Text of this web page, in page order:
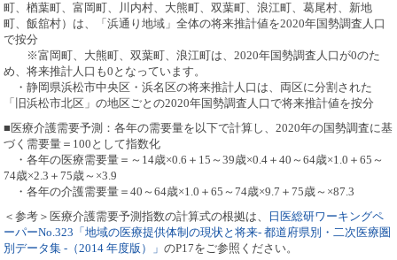
町、楢葉町、富岡町、川内村、大熊町、双葉町、浪江町、葛尾村、新地
町、飯舘村）は、「浜通り地域」全体の将来推計値を2020年国勢調査人口
で按分
※富岡町、大熊町、双葉町、浪江町は、2020年国勢調査人口が0のた
め、将来推計人口も0となっています。
・静岡県浜松市中央区・浜名区の将来推計人口は、両区に分割された
「旧浜松市北区」の地区ごとの2020年国勢調査人口で将来推計値を按分
■医療介護需要予測：各年の需要量を以下で計算し、2020年の国勢調査に基
づく需要量＝100として指数化
・各年の医療需要量＝～14歳×0.6＋15～39歳×0.4＋40～64歳×1.0＋65～
74歳×2.3＋75歳～×3.9
・各年の介護需要量＝40～64歳×1.0＋65～74歳×9.7＋75歳～×87.3
＜参考＞医療介護需要予測指数の計算式の根拠は、
日医総研ワーキングペ
ーパーNo.323「地域の医療提供体制の現状と将来- 都道府県別・二次医療圏
別データ集 -（2014 年度版）」のP17をご参照ください。